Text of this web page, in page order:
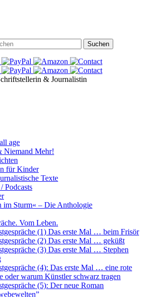
Suchen
age
Niemand Mehr!
für Kinder
Texte
Podcasts
im Sturm« – Die Anthologie
Vom Leben.
(1) Das erste Mal … beim Frisör
(2) Das erste Mal … geküßt
(3) Das erste Mal … Stephen
(4): Das erste Mal … eine rote
oder warum Künstler schwarz tragen
(5): Der neue Roman